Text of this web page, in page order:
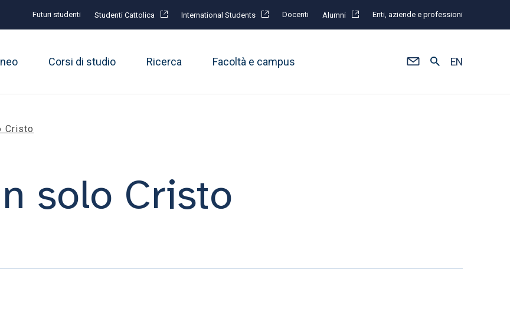
Futuri studenti Studenti Cattolica International Students Docenti Alumni Enti, aziende e professioni
Corsi di studio Ricerca Facoltà e campus EN
Cristo
solo Cristo